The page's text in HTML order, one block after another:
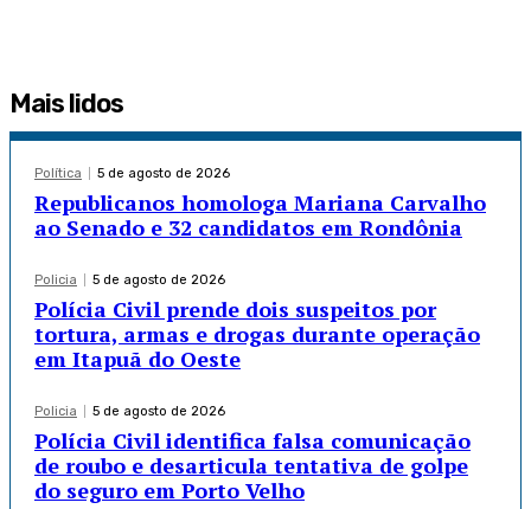
Mais lidos
Política 5 de agosto de 2026
Republicanos homologa Mariana Carvalho
ao Senado e 32 candidatos em Rondônia
Policia 5 de agosto de 2026
Polícia Civil prende dois suspeitos por
tortura, armas e drogas durante operação
em Itapuã do Oeste
Policia 5 de agosto de 2026
Polícia Civil identifica falsa comunicação
de roubo e desarticula tentativa de golpe
do seguro em Porto Velho